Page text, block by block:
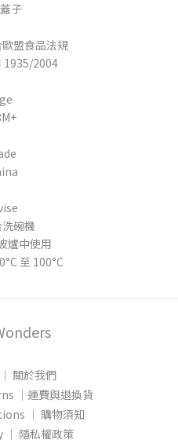
子
盟食品法規
1935/2004
碗機
爐中使用
至 100°C
關於我們
│運費與退換貨
│ 購物須知
│ 隱私權政策